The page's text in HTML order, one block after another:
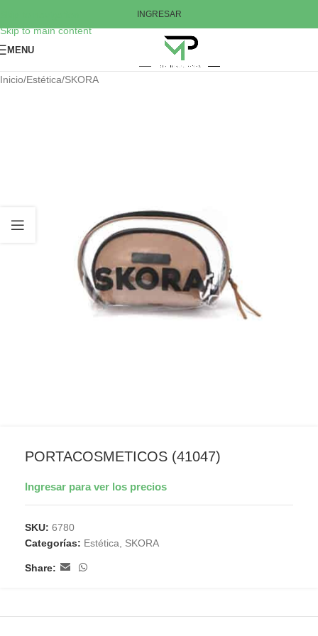
Skip to main content
INGRESAR
MENU
Inicio/Estética/SKORA
PORTACOSMETICOS (41047)
Ingresar para ver los precios
SKU: 6780
Categorías: Estética SKORA
Share: